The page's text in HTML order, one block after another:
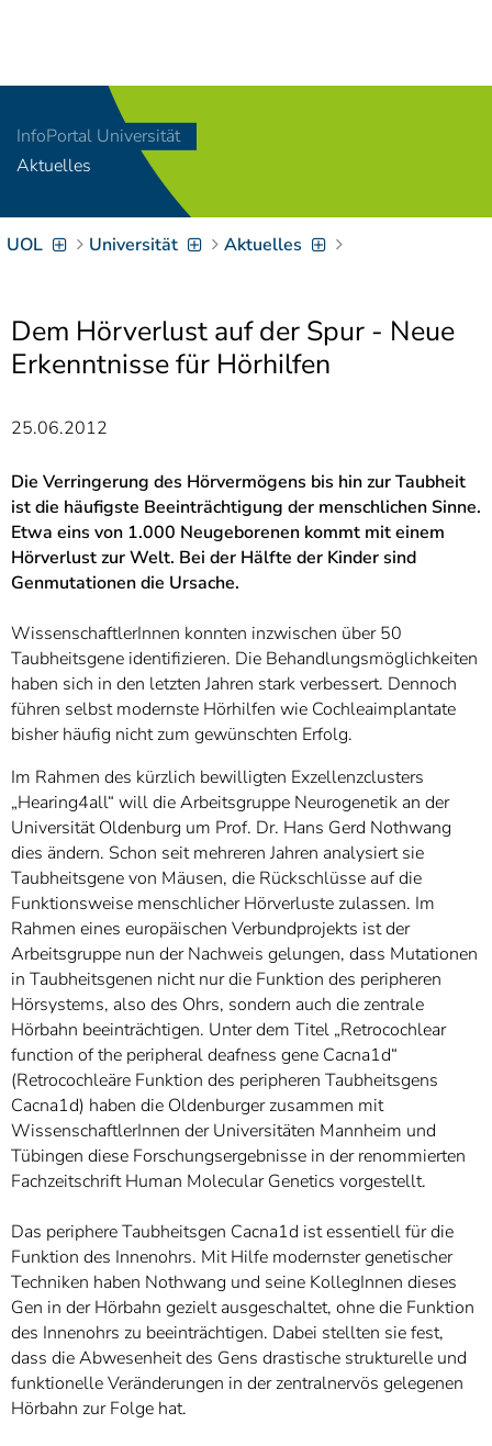
[Access-Key 8
Zum Inhalt springen
Zur Suche springen
[Access-Key 4]
Zur Hauptnavigation
Zur
Zielgruppennavigation
springen[Access-Key
springen[ Access-Key
]
Informationen zur
Barrierefreiheit
InfoPortal Universität
Aktuelles
UOL Universität Aktuelles
Dem Hörverlust auf der Spur - Neue
Erkenntnisse für Hörhilfen
25.06.2012
Die Verringerung des Hörvermögens bis hin zur Taubheit
ist die häufigste Beeinträchtigung der menschlichen Sinne.
Etwa eins von 1.000 Neugeborenen kommt mit einem
Hörverlust zur Welt. Bei der Hälfte der Kinder sind
Genmutationen die Ursache.
WissenschaftlerInnen konnten inzwischen über 50
Taubheitsgene identifizieren. Die Behandlungsmöglichkeiten
haben sich in den letzten Jahren stark verbessert. Dennoch
führen selbst modernste Hörhilfen wie Cochleaimplantate
bisher häufig nicht zum gewünschten Erfolg.
Im Rahmen des kürzlich bewilligten Exzellenzclusters
„Hearing4all“ will die Arbeitsgruppe Neurogenetik an der
Universität Oldenburg um Prof. Dr. Hans Gerd Nothwang
dies ändern. Schon seit mehreren Jahren analysiert sie
Taubheitsgene von Mäusen, die Rückschlüsse auf die
Funktionsweise menschlicher Hörverluste zulassen. Im
Rahmen eines europäischen Verbundprojekts ist der
Arbeitsgruppe nun der Nachweis gelungen, dass Mutationen
in Taubheitsgenen nicht nur die Funktion des peripheren
Hörsystems, also des Ohrs, sondern auch die zentrale
Hörbahn beeinträchtigen. Unter dem Titel „Retrocochlear
function of the peripheral deafness gene Cacna1d“
(Retrocochleäre Funktion des peripheren Taubheitsgens
Cacna1d) haben die Oldenburger zusammen mit
WissenschaftlerInnen der Universitäten Mannheim und
Tübingen diese Forschungsergebnisse in der renommierten
Fachzeitschrift Human Molecular Genetics vorgestellt.
Das periphere Taubheitsgen Cacna1d ist essentiell für die
Funktion des Innenohrs. Mit Hilfe modernster genetischer
Techniken haben Nothwang und seine KollegInnen dieses
Gen in der Hörbahn gezielt ausgeschaltet, ohne die Funktion
des Innenohrs zu beeinträchtigen. Dabei stellten sie fest,
dass die Abwesenheit des Gens drastische strukturelle und
funktionelle Veränderungen in der zentralnervös gelegenen
Hörbahn zur Folge hat.